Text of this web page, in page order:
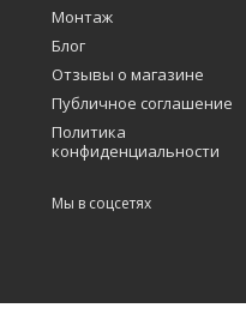
Монтаж
Блог
Отзывы о магазине
Публичное соглашение
Политика
конфиденциальности
Мы в соцсетях